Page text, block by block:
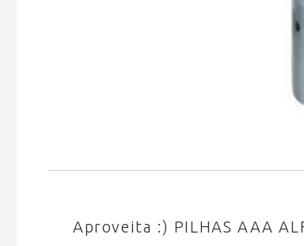
Aproveita :) PILHAS AAA